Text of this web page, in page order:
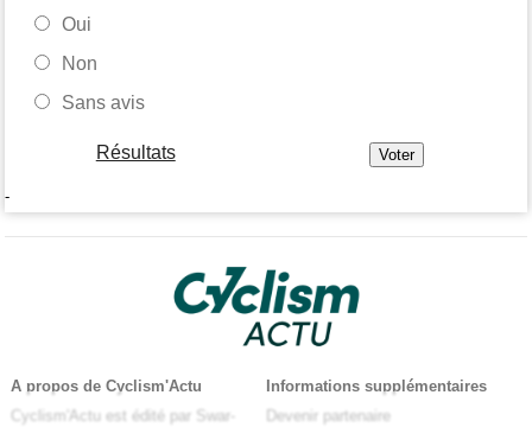
Oui
Non
Sans avis
Résultats
-
A propos de Cyclism'Actu
Cyclism'Actu est édité par Swar-
Informations supplémentaires
Devenir partenaire